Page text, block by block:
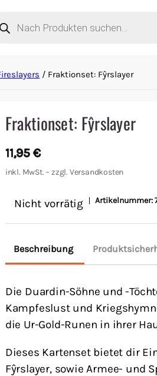
/ Fraktionset: Fŷrslayer
Fraktionset: Fŷrslayer
11,95€
inkl. MwSt. – zzgl. Versandkosten
Nicht vorrätig Artikelnummer:
Beschreibung
Die Duardin-Söhne und -
Kampfeslust und
die Ur-Gold-Runen in ihrer
Dieses Kartenset bietet dir
Fŷrslayer, sowie Armee- und